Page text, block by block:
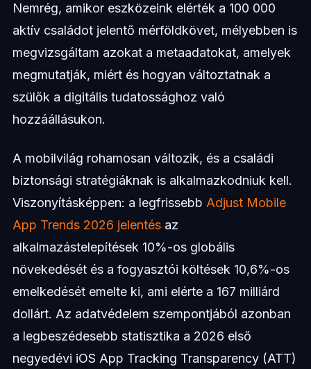
Nemrég, amikor eszközeink elérték a 100 000
aktív családot jelentő mérföldkövet, mélyebben is
megvizsgáltam azokat a metaadatokat, amelyek
megmutatják, miért és hogyan változtatnak a
szülők a digitális tudatossághoz való
hozzáállásukon.
A mobilvilág rohamosan változik, és a családi
biztonsági stratégiáknak is alkalmazkodniuk kell.
Viszonyításképpen: a legfrissebb Adjust Mobile
App Trends 2026 jelentésaz
alkalmazástelepítések 10%-os globális
növekedését és a fogyasztói költések 10,6%-os
emelkedését emelte ki, ami elérte a 167 milliárd
dollárt. Az adatvédelem szempontjából azonban
a legbeszédesebb statisztika a 2026 első
negyedévi iOS App Tracking Transparency (ATT)